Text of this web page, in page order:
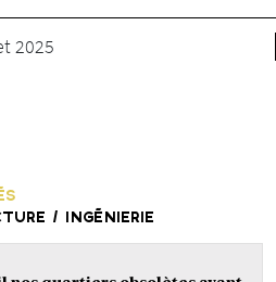
2025
/ INGÉNIERIE